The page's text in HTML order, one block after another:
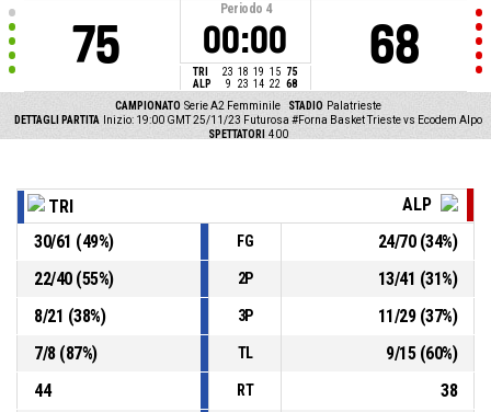
75
Periodo 4
00:00
TRI 23 18 19 15 75
ALP
9 23 14 22 68
68
CAMPIONATO Serie A2 Femminile STADIO Palatrieste
DETTAGLI PARTITA
Inizio: 19:00 GMT 25/11/23 Futurosa #Forna Basket Trieste vs Ecodem Alpo
SPETTATORI
400
TRI
ALP
30/61 (49%) FG 24/70(34%)
22/40(55%) 2P 13/41 (31%)
8/21 (38%) 3P 11/29(37%)
7/8(87%) TL 9/15(60%)
44
RT
38